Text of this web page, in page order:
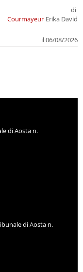
Courmayeur
di
Erika David
il 06/08/2026
di Aosta n.
di Aosta n.